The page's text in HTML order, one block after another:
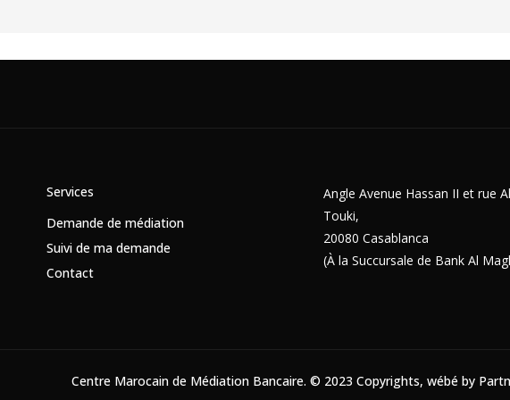
Services
Demande de médiation
Suivi de ma demande
Contact
Angle Avenue Hassan II et rue
Touki,
20080 Casablanca
(À la Succursale de Bank Al
Centre Marocain de Médiation Bancaire. © 2023 Copyrights, wébé by